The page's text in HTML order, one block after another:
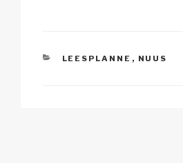
CATEGORIES
LEESPLANNE , NUUS